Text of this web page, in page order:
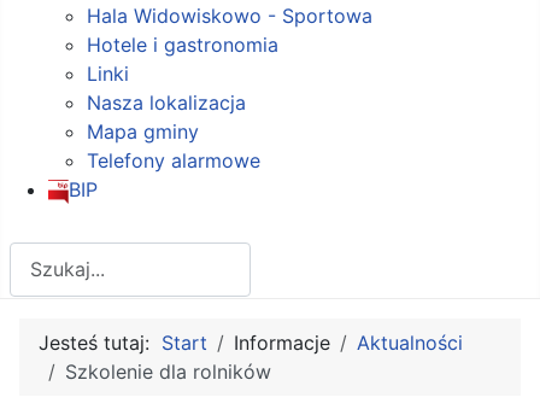
Hala Widowiskowo - Sportowa
Hotele i gastronomia
Linki
Nasza lokalizacja
Mapa gminy
Telefony alarmowe
BIP
Jesteś tutaj: Start Informacje
Aktualności
Szkolenie dla rolników